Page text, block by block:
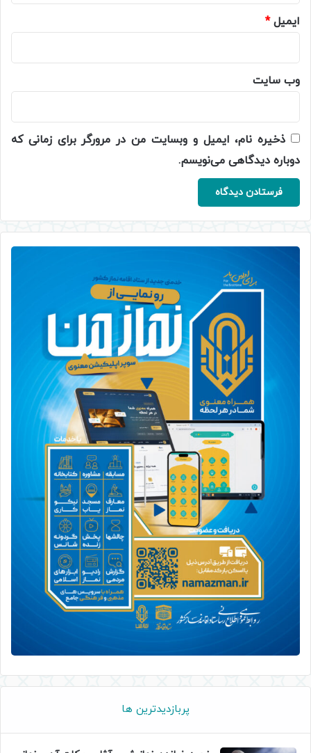
ایمیل*
وب‌ سایت
ذخیره نام، ایمیل و وبسایت من در مرورگر برای زمانی که
دوباره دیدگاهی می‌نویسم.
پربازدیدترین ها